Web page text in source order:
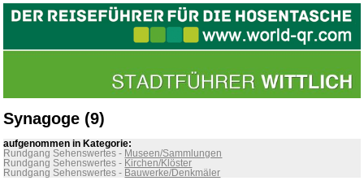
Synagoge (9)
aufgenommen in Kategorie:
Rundgang Sehenswertes - Museen/Sammlungen
Rundgang Sehenswertes - Kirchen/Klöster
Rundgang Sehenswertes - Bauwerke/Denkmäler